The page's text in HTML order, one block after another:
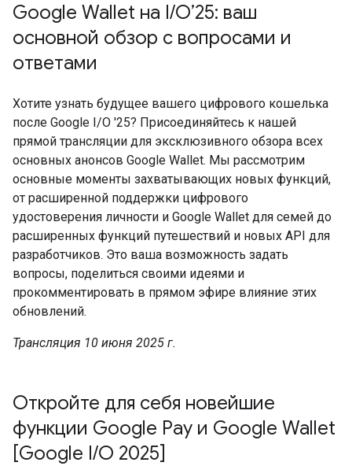
Google Wallet на I/O’25: ваш
основной обзор с вопросами и
ответами
Хотите узнать будущее вашего цифрового кошелька
после Google I/O '25? Присоединяйтесь к нашей
прямой трансляции для эксклюзивного обзора всех
основных анонсов Google Wallet. Мы рассмотрим
основные моменты захватывающих новых функций,
от расширенной поддержки цифрового
удостоверения личности и Google Wallet для семей до
расширенных функций путешествий и новых API для
разработчиков. Это ваша возможность задать
вопросы, поделиться своими идеями и
прокомментировать в прямом эфире влияние этих
обновлений.
Трансляция 10 июня 2025 г.
Откройте для себя новейшие
функции Google Pay и Google Wallet
[Google I/O 2025]